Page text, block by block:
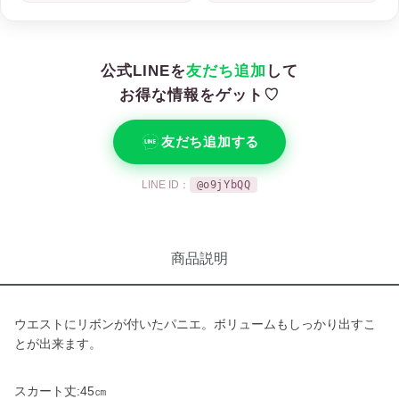
公式LINEを友だち追加 して
お得な情報をゲット♡
友だち追加する
LINE ID： @o9jYbQQ
商品説明
ウエストにリボンが付いたパニエ。ボリュームもしっかり出すこ
とが出来ます。
スカート丈:45㎝